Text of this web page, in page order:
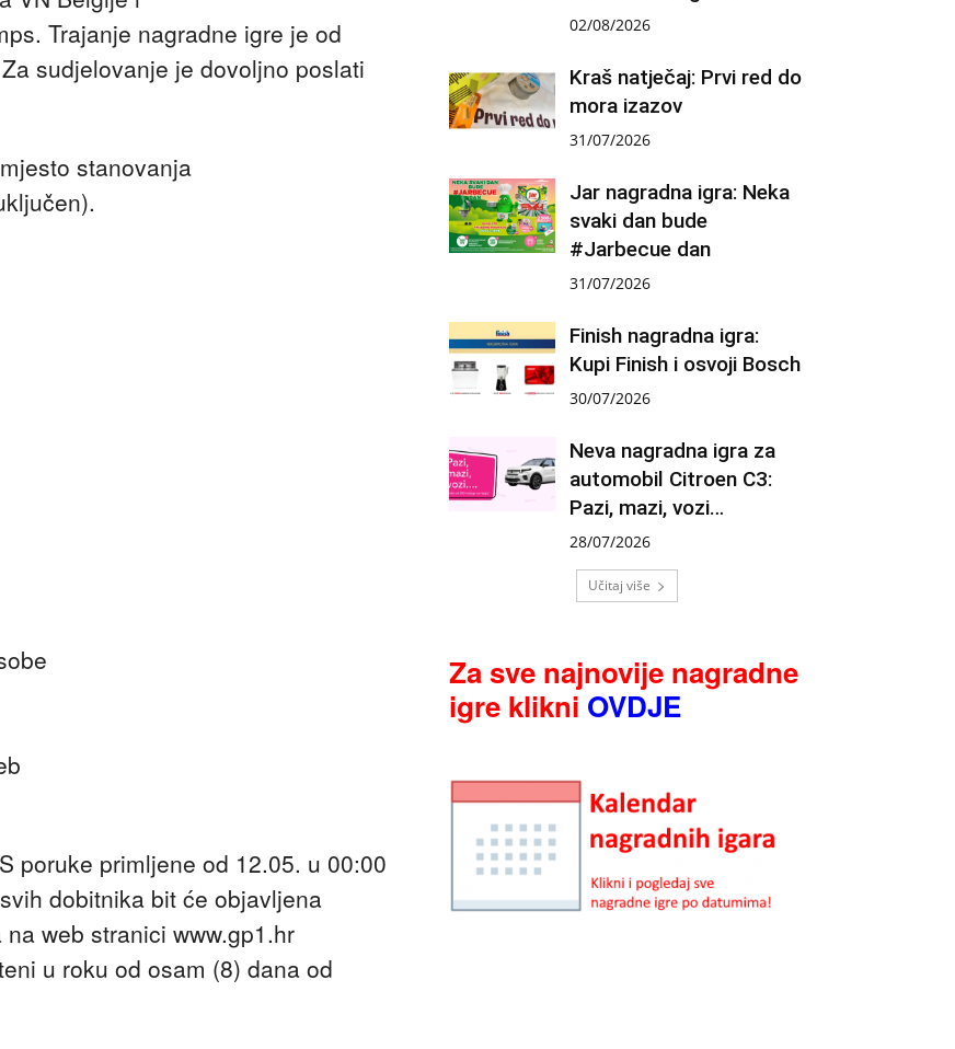
Trajanje nagradne igre je od
sudjelovanje je dovoljno poslati
stanovanja
poruke primljene od 12.05. u 00:00
dobitnika bit će objavljena
web stranici www.gp1.hr
u roku od osam (8) dana od
02/08/2026
Kraš natječaj: Prvi red do
mora izazov
31/07/2026
Jar nagradna igra: Neka
svaki dan bude
#Jarbecue dan
31/07/2026
Finish nagradna igra:
Kupi Finish i osvoji Bosch
30/07/2026
Neva nagradna igra za
automobil Citroen C3:
Pazi, mazi, vozi…
28/07/2026
Učitaj više
Za sve najnovije nagradne
igre klikni OVDJE